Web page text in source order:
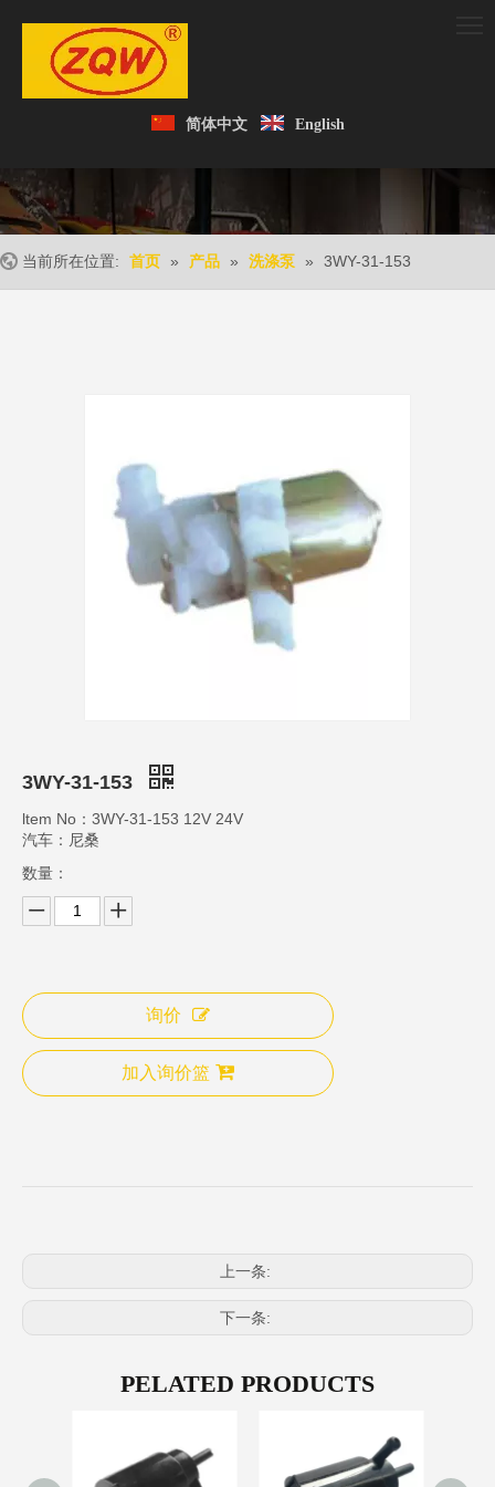
简体中文 English
当前所在位置: 首页 » 产品 » 洗涤泵 » 3WY-31-153
3WY-31-153
ltem No：3WY-31-153 12V 24V
汽车：尼桑
数量：
询价
加入询价篮
上一条:
下一条:
PELATED PRODUCTS